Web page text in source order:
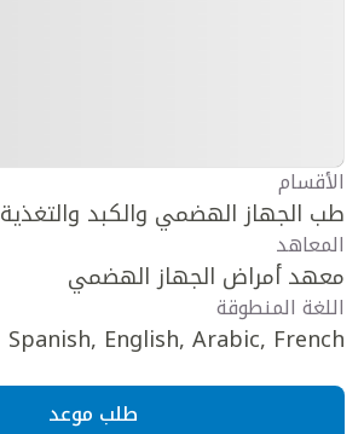
الأقسام
طب الجهاز الهضمي والكبد والتغذية
المعاهد
معهد أمراض الجهاز الهضمي
اللغة المنطوقة
Spanish, English, Arabic, French
طلب موعد